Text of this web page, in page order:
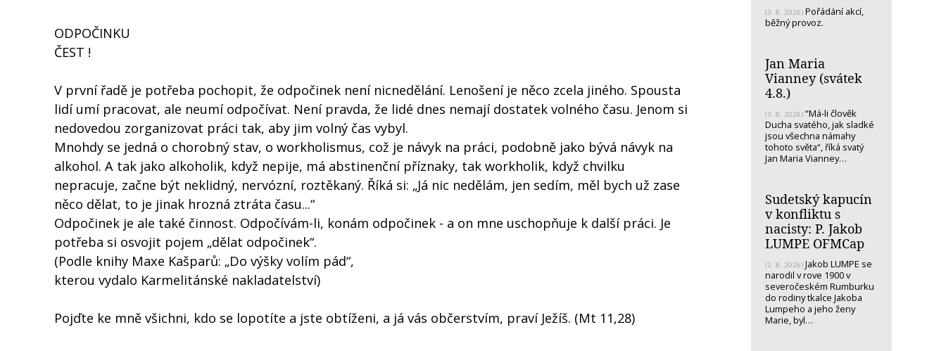
ODPOČINKU
ČEST !
V první řadě je potřeba pochopit, že odpočinek není nicnedělání. Lenošení je něco zcela jiného. Spousta
lidí umí pracovat, ale neumí odpočívat. Není pravda, že lidé dnes nemají dostatek volného času. Jenom si
nedovedou zorganizovat práci tak, aby jim volný čas vybyl.
Mnohdy se jedná o chorobný stav, o workholismus, což je návyk na práci, podobně jako bývá návyk na
alkohol. A tak jako alkoholik, když nepije, má abstinenční příznaky, tak workholik, když chvilku
nepracuje, začne být neklidný, nervózní, roztěkaný. Říká si: „Já nic nedělám, jen sedím, měl bych už zase
něco dělat, to je jinak hrozná ztráta času...“
Odpočinek je ale také činnost. Odpočívám-li, konám odpočinek - a on mne uschopňuje k další práci. Je
potřeba si osvojit pojem „dělat odpočinek“.
(Podle knihy Maxe Kašparů: „Do výšky volím pád“,
kterou vydalo Karmelitánské nakladatelství)
Pojďte ke mně všichni, kdo se lopotíte a jste obtíženi, a já vás občerstvím, praví Ježíš. (Mt 11,28)
(3. 8. 2026) Pořádání akcí,
běžný provoz.
Jan Maria
Vianney (svátek
4.8.)
(3. 8. 2026) “Má-li člověk
Ducha svatého, jak sladké
jsou všechna námahy
tohoto světa“, říká svatý
Jan Maria Vianney…
Sudetský kapucín
v konfliktu s
nacisty: P. Jakob
LUMPE OFMCap
(2. 8. 2026) Jakob LUMPE se
narodil v rove 1900 v
severočeském Rumburku
do rodiny tkalce Jakoba
Lumpeho a jeho ženy
Marie, byl…